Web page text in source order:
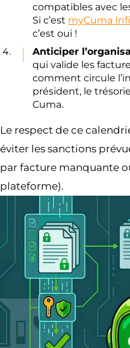
compatibles avec
Si c’est myCuma
c’est oui !
Anticiper
qui valide les
comment circule
président, le
Cuma.
Le respect de ce
éviter les sanctions
par facture manquante
plateforme).